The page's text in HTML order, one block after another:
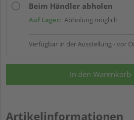
Beim Händler abholen
Auf Lager: Abholung möglich
Verfügbar in der Ausstellung - vor
In den Warenkorb
Artikelinformationen